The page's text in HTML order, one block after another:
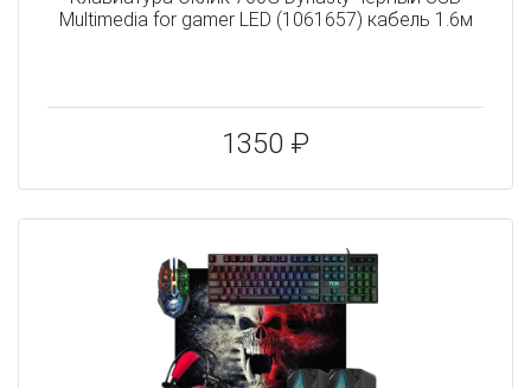
Multimedia for gamer LED (1061657) кабель 1.6м
1350 ₽